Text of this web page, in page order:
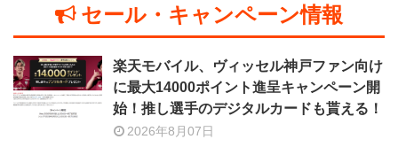
セール・キャンペーン情報
楽天モバイル、ヴィッセル神戸ファン向け
に最大14000ポイント進呈キャンペーン開
始！推し選手のデジタルカードも貰える！
2026年8月07日